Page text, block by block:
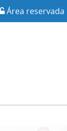
Área reservada